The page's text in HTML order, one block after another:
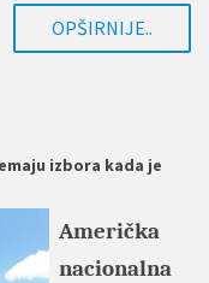
OPŠIRNIJE..
izbora kada je
Američka
nacionalna